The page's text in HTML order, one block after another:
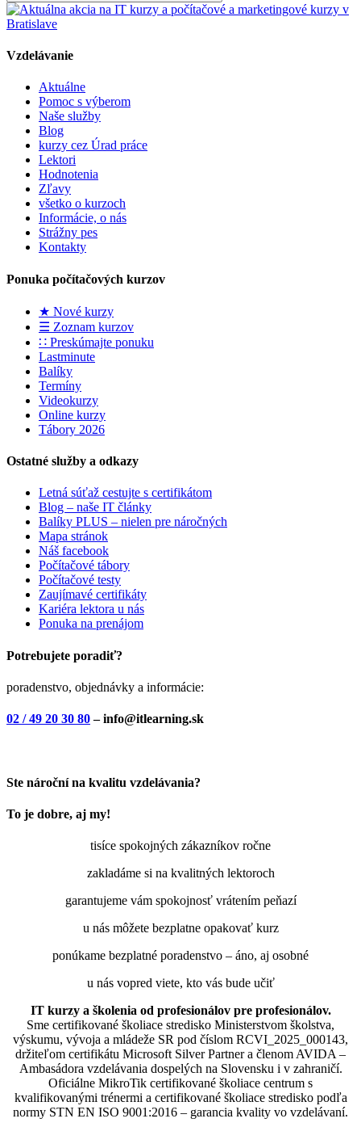
Vzdelávanie
Aktuálne
Pomoc s výberom
Naše služby
Blog
kurzy cez Úrad práce
Lektori
Hodnotenia
Zľavy
všetko o kurzoch
Informácie, o nás
Strážny pes
Kontakty
Ponuka počítačových kurzov
★ Nové kurzy
☰ Zoznam kurzov
∷ Preskúmajte ponuku
Lastminute
Balíky
Termíny
Videokurzy
Online kurzy
Tábory 2026
Ostatné služby a odkazy
Letná súťaž cestujte s certifikátom
Blog – naše IT články
Balíky PLUS – nielen pre náročných
Mapa stránok
Náš facebook
Počítačové tábory
Počítačové testy
Zaujímavé certifikáty
Kariéra lektora u nás
Ponuka na prenájom
Potrebujete poradiť?
poradenstvo, objednávky a informácie:
02 / 49 20 30 80– info@itlearning.sk
Ste nároční na kvalitu vzdelávania?
To je dobre, aj my!
tisíce spokojných zákazníkov ročne
zakladáme si na kvalitných lektoroch
garantujeme vám spokojnosť vrátením peňazí
u nás môžete bezplatne opakovať kurz
ponúkame bezplatné poradenstvo – áno, aj osobné
u nás vopred viete, kto vás bude učiť
IT kurzy a školenia od profesionálov pre profesionálov.
Sme certifikované školiace stredisko Ministerstvom školstva,
výskumu, vývoja a mládeže SR pod číslom RCVI_2025_000143,
držiteľom certifikátu Microsoft Silver Partner a členom AVIDA –
Ambasádora vzdelávania dospelých na Slovensku i v zahraničí.​​​​​​​​​​​​​​​​
Oficiálne MikroTik certifikované školiace centrum s
kvalifikovanými trénermi ​​​​​​​​​​a certifikované školiace stredisko podľa
normy STN EN ISO 9001:2016 – garancia kvality vo vzdelávaní.